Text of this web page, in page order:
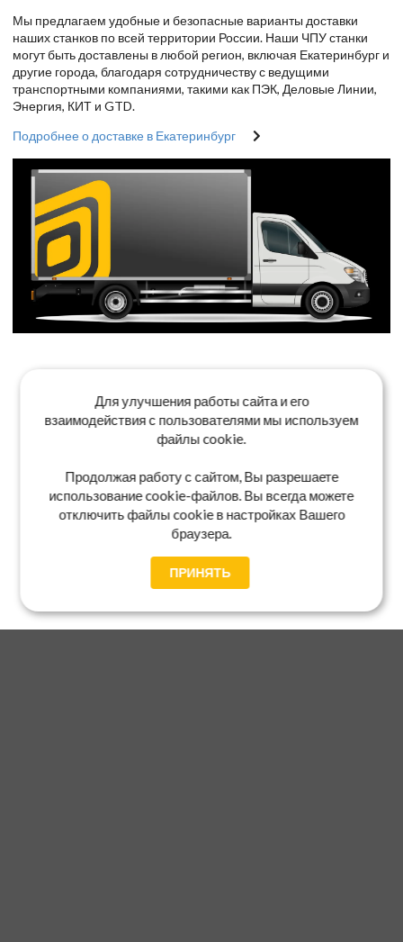
Мы предлагаем удобные и безопасные варианты доставки
наших станков по всей территории России. Наши ЧПУ станки
могут быть доставлены в любой регион, включая Екатеринбург и
другие города, благодаря сотрудничеству с ведущими
транспортными компаниями, такими как ПЭК, Деловые Линии,
Энергия, КИТ и GTD.
Подробнее о доставке в Екатеринбург
Для улучшения работы сайта и его
взаимодействия с пользователями мы используем
файлы cookie.
Продолжая работу с сайтом, Вы разрешаете
использование cookie-файлов. Вы всегда можете
отключить файлы cookie в настройках Вашего
браузера.
ПРИНЯТЬ